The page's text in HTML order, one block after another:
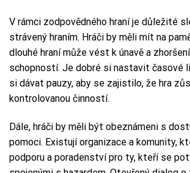
V rámci zodpovědného hraní je důležité
strávený hraním. Hráči by měli mít na
dlouhé hraní může vést k únavě a
schopností. Je dobré si nastavit časové
si dávat pauzy, aby se zajistilo, že hra
kontrolovanou činností.
Dále, hráči by měli být obeznámeni s
pomoci. Existují organizace a komunity,
podporu a poradenství pro ty, kteří se